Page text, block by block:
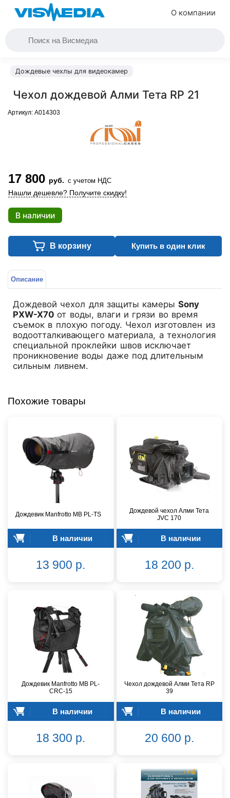
О компании
Дождевые чехлы для видеокамер
Чехол дождевой Алми Тета RP 21
Артикул: A014303
17 800 руб. с учетом НДС
Нашли дешевле? Получите скидку!
В наличии
В корзину Купить в один клик
Описание
Дождевой чехол для защиты камерыSony
PXW-X70от воды, влаги и грязи во время
съемок в плохую погоду. Чехол изготовлен из
водоотталкивающего материала, а технология
специальной проклейки швов исключает
проникновение воды даже под длительным
сильным ливнем.
Похожие товары
Дождевик Manfrotto MB PL-TS
В наличии
13 900 р.
Дождевой чехол Алми Тета
JVC 170
В наличии
18 200 р.
Дождевик Manfrotto MB PL-
CRC-15
В наличии
18 300 р.
Чехол дождевой Алми Тета RP
39
В наличии
20 600 р.